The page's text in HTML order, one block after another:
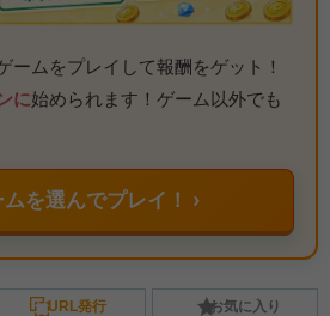
ームをプレイして報酬をゲット！
に始められます！ゲーム以外でも
を選んでプレイ！ ›
URL発行 お気に入り